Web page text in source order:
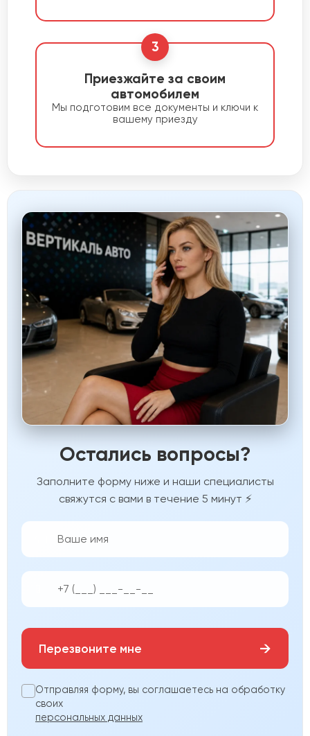
3
Приезжайте за своим
автомобилем
Мы подготовим все документы и ключи к
вашему приезду
Остались вопросы?
Заполните форму ниже и наши специалисты
свяжутся с вами в течение 5 минут ⚡
Перезвоните мне →
Отправляя форму, вы соглашаетесь на обработку
своих
персональных данных